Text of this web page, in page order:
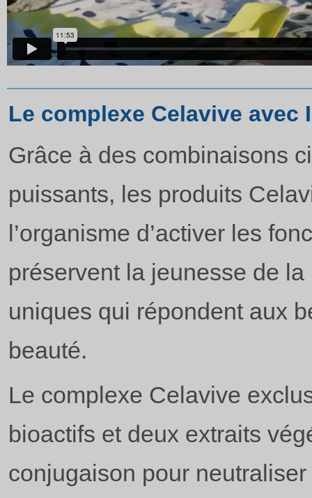
Le complexe Celavive avec
Grâce à des combinaisons
puissants, les produits
l’organisme d’activer les
préservent la jeunesse de
uniques qui répondent aux
beauté.
Le complexe Celavive
bioactifs et deux extraits
conjugaison pour